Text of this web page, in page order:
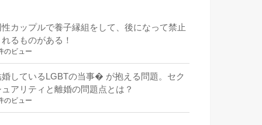
性カップルで養子縁組をして、後になって禁止
るものがある！
のビュー
婚しているLGBTの当事� が抱える問題。セク
ュアリティと離婚の問題点とは？
のビュー